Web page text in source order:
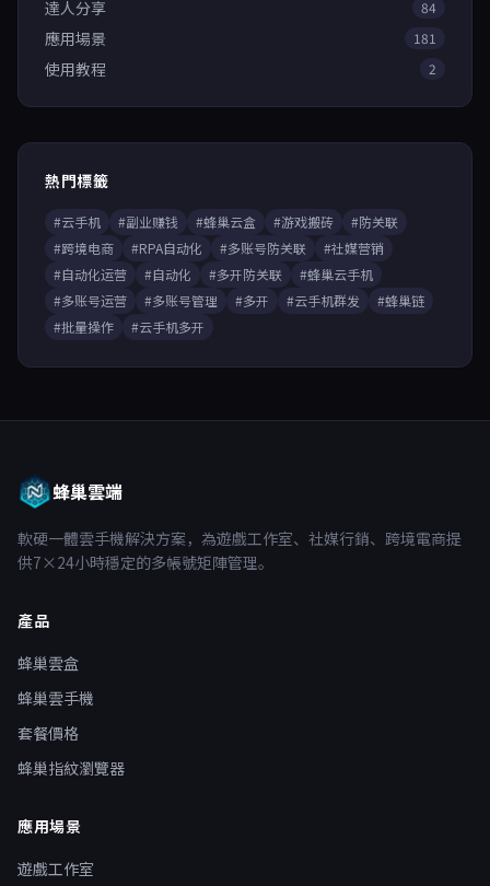
達人分享 84
應用場景 181
使用教程 2
熱門標籤
#云手机 #副业赚钱 #蜂巢云盒 #游戏搬砖
#防关联
#跨境电商
#RPA自动化 #多账号防关联
#社媒营销
#自动化运营
#自动化 #多开防关联
#蜂巢云手机
#多账号运营
#多账号管理 #多开 #云手机群发
#蜂巢链
#批量操作
#云手机多开
蜂巢雲端
軟硬一體雲手機解決方案，為遊戲工作室、社媒行銷、跨境電商提
供7×24小時穩定的多帳號矩陣管理。
產品
蜂巢雲盒
蜂巢雲手機
套餐價格
蜂巢指紋瀏覽器
應用場景
遊戲工作室